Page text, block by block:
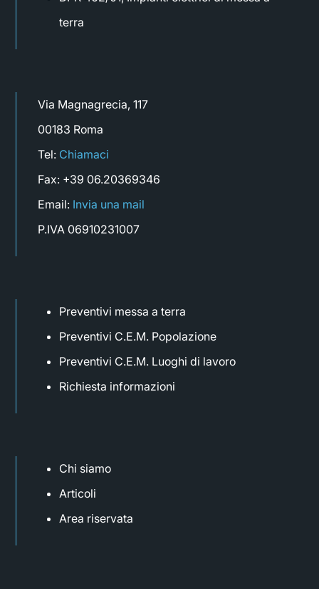
terra
Via Magnagrecia, 117
00183 Roma
Tel: Chiamaci
Fax: +39 06.20369346
Email: Invia una mail
P.IVA 06910231007
Preventivi messa a terra
Preventivi C.E.M. Popolazione
Preventivi C.E.M. Luoghi di lavoro
Richiesta informazioni
Chi siamo
Articoli
Area riservata